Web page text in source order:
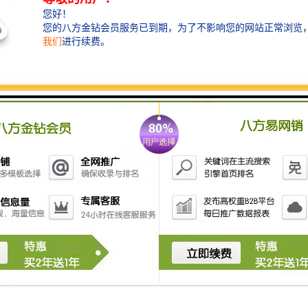
工程围挡为在围挡安装的时候应当做好安装的前期工
作，比如需要将一些绿化的树木移栽到其他地方，以至
通行的前提下进行。当施工围挡安装完毕后需要将施工
工地和外界彻底隔离，以至于不被不相干人等进入施工
地域，以免进入施工地区发生危险。安装好施工围挡后
请安排专人在安装水工围挡的外部进行巡逻维持因安装
围挡引起道路不便的次序。强调一点在市政施工围挡附
近禁止摆放杂物，泥土等不想关的东西，保持市政施工
围挡的整洁美观，而不影响市容市貌。